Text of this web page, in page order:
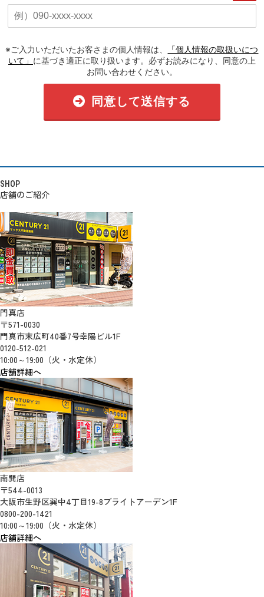
※ご入力いただいたお客さまの個人情報は、
「個人情報の取扱いにつ
いて」 に基づき適正に取り扱います。必ずお読みになり、同意の上
お問い合わせください。
同意して送信する
SHOP
店舗のご紹介
門真店
〒571-0030
門真市末広町40番7号幸陽ビル1F
0120-512-021
10:00～19:00（火・水定休）
店舗詳細へ
南巽店
〒544-0013
大阪市生野区巽中4丁目19-8ブライトアーデン1F
0800-200-1421
10:00～19:00（火・水定休）
店舗詳細へ